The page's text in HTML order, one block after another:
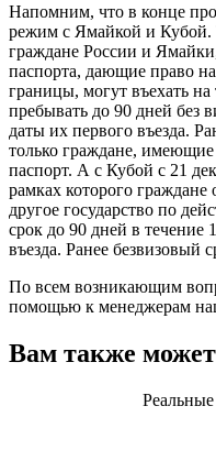
Напомним, что в конце
режим с Ямайкой и Кубой.
граждане России и
паспорта, дающие право
границы, могут въехать на
пребывать до 90 дней без
даты их первого въезда.
только граждане,
паспорт. А с Кубой с 21
рамках которого граждане
другое государство по
срок до 90 дней в течение
въезда. Ранее безвизовый
По всем возникающим
помощью к менеджерам
Вам также